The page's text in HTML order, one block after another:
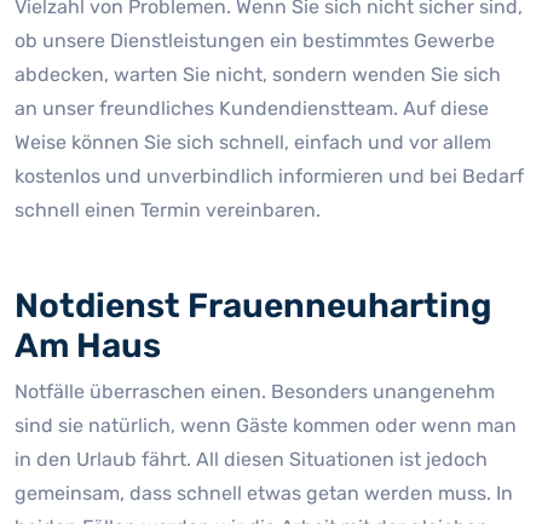
Vielzahl von Problemen. Wenn Sie sich nicht sicher sind,
ob unsere Dienstleistungen ein bestimmtes Gewerbe
abdecken, warten Sie nicht, sondern wenden Sie sich
an unser freundliches Kundendienstteam. Auf diese
Weise können Sie sich schnell, einfach und vor allem
kostenlos und unverbindlich informieren und bei Bedarf
schnell einen Termin vereinbaren.
Notdienst Frauenneuharting
Am Haus
Notfälle überraschen einen. Besonders unangenehm
sind sie natürlich, wenn Gäste kommen oder wenn man
in den Urlaub fährt. All diesen Situationen ist jedoch
gemeinsam, dass schnell etwas getan werden muss. In